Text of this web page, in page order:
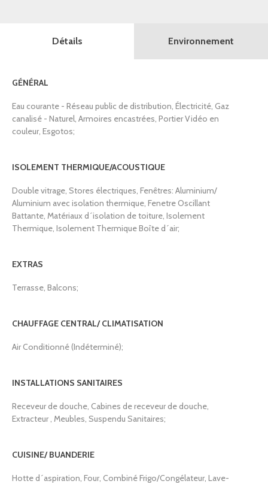
Détails
GÉNÉRAL
Eau courante - Réseau public de distribution, Électricité, Gaz
canalisé - Naturel, Armoires encastrées, Portier Vidéo en
couleur, Esgotos;
ISOLEMENT THERMIQUE/ACOUSTIQUE
Double vitrage, Stores électriques, Fenêtres: Aluminium/
Aluminium avec isolation thermique, Fenetre Oscillant
Battante, Matériaux d´isolation de toiture, Isolement
Thermique, Isolement Thermique Boîte d´air;
EXTRAS
Terrasse, Balcons;
CHAUFFAGE CENTRAL/ CLIMATISATION
Air Conditionné (Indéterminé);
INSTALLATIONS SANITAIRES
Receveur de douche, Cabines de receveur de douche,
Extracteur , Meubles, Suspendu Sanitaires;
CUISINE/ BUANDERIE
Hotte d´aspiration, Four, Combiné Frigo/Congélateur, Lave-
Environnement